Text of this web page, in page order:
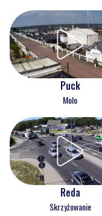
Puck
Molo
Reda
Skrzyżowanie